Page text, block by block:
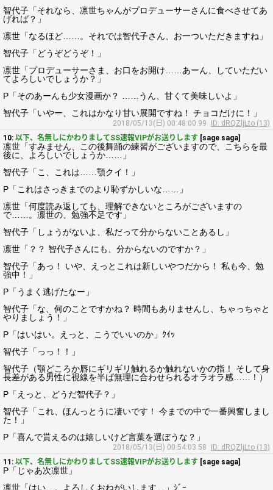
智代子「それなら、凛世ちゃんがプロデューサーさんに食べさせてあ
げれば？」
凛世「なるほど……。それでは智代子さん、お一ついただきますね」
智代子「どうぞどうぞ！」
凛世「プロデューサーさま、お口をお開け……あーん、していただい
てよろしいでしょうか？」
P「そのあーんも少女漫画か？ ……うん、甘くて美味しいよ」
智代子「いやー、これはかなり甘い展開ですね！ チョコだけに！」
2018/05/13(日) 00:48:00.99
ID: dRQZljLto (13)
10: 以下、名無しにかわりましてSS速報VIPがお送りします [sage saga]
凛世「すみません、この後舞踊の練習がございますので、こちらを最
後に、よろしいでしょうか……」
智代子「こ、これは……顎クイ！」
P「これはさっきまでのより恥ずかしいな……」
凛世「何度読み返しても、理解できないところがございますの
で……。凛世の、勉強不足です」
智代子「しょうがないよ、私だって分からないことあるし」
凛世「？？ 智代子さんにも、分からないのですか？」
智代子「あっ！ いや、えっとこれは新しいやつだから！ 私も今、勉
強中！」
P「うまく逃げたなー」
智代子「な、何のことですかね？ 時間もありませんし、ちゃっちゃと
やりましょう！」
P「はいはい。えっと、こうでいいのか」ｸｲｯ
智代子「っっ！！」
智代子（顎どころか唇にギリギリ触れるか触れないかの指！ そして身
長差がある男性に視線を半ば無理に合わせられるオラオラ感……！）
P「えっと、どうだ智代子？」
智代子「これ、ほんっとうに凄いです！ 今までの中で一番興奮しまし
た！」
P「喜んで貰えるのは嬉しいけど言葉を選ぼうな？」
2018/05/13(日) 00:54:03.58
ID: dRQZljLto (13)
11: 以下、名無しにかわりましてSS速報VIPがお送りします [sage saga]
P「じゃあ次凛世」
凛世「はい…。よろしくおねがいします…」ｼﾞｰ